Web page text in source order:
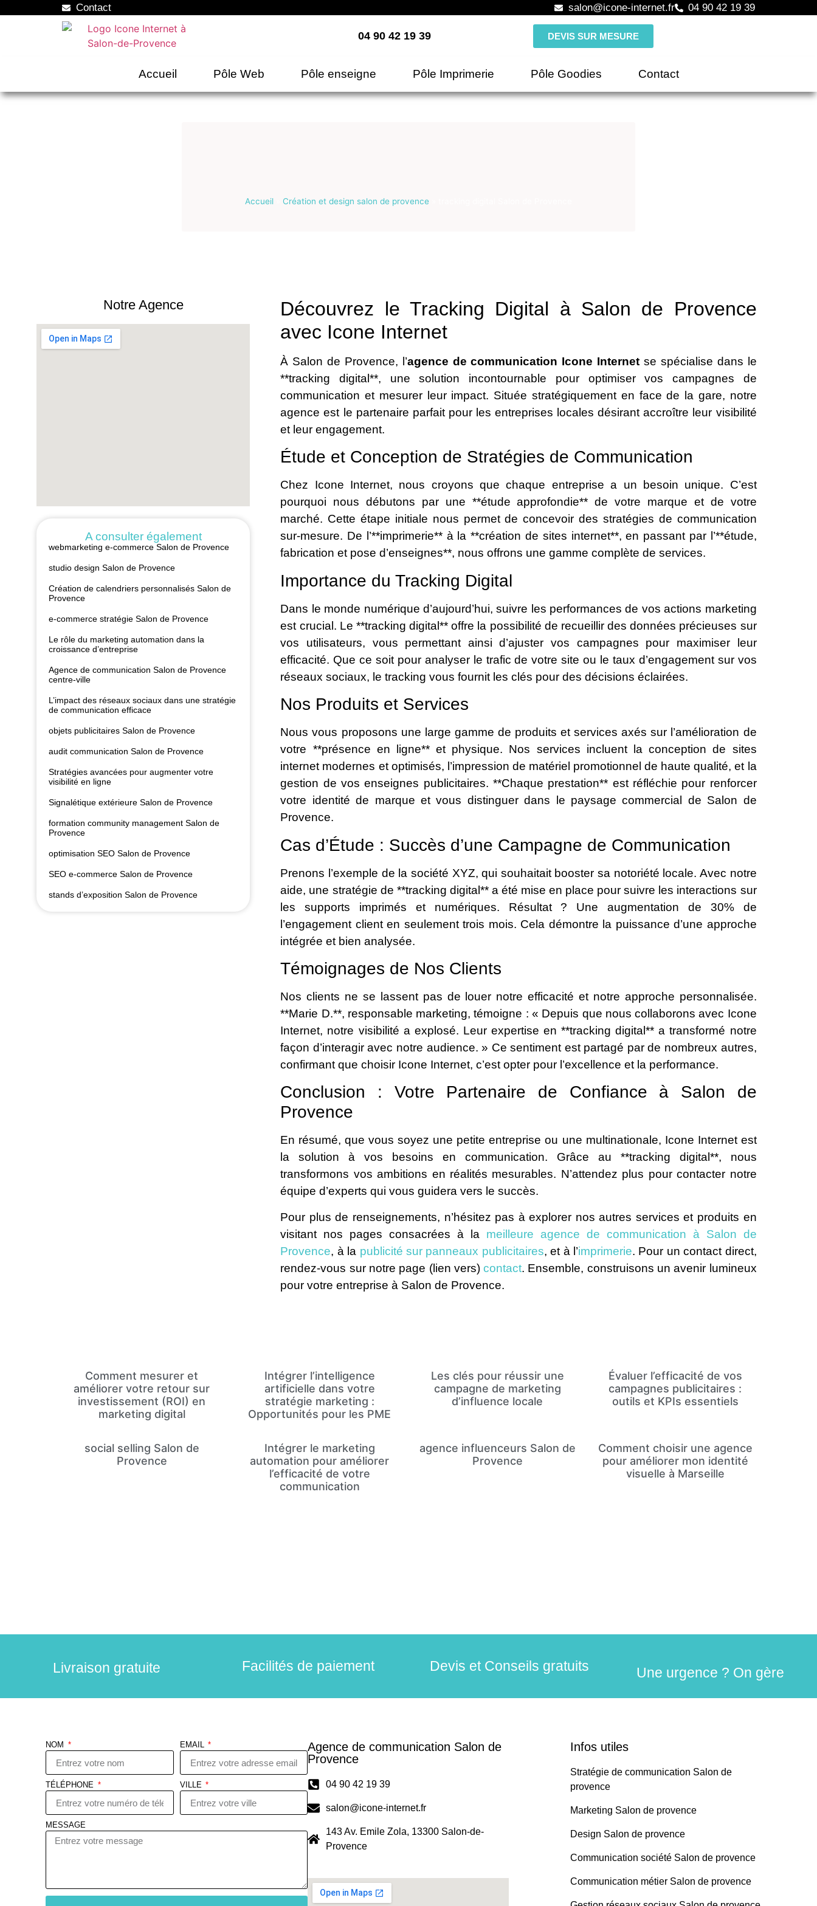
Contact salon@icone-internet.fr 04 90 42 19 39
04 90 42 19 39 DEVIS SUR MESURE
Accueil Pôle Web Pôle enseigne Pôle Imprimerie Pôle Goodies Contact
Accueil Création et design salon de provence
Notre Agence
A consulter également
webmarketing e-commerce Salon de Provence
studio design Salon de Provence
Création de calendriers personnalisés Salon de
Provence
e-commerce stratégie Salon de Provence
Le rôle du marketing automation dans la
croissance d’entreprise
Agence de communication Salon de Provence
centre-ville
L’impact des réseaux sociaux dans une stratégie
de communication efficace
objets publicitaires Salon de Provence
audit communication Salon de Provence
Stratégies avancées pour augmenter votre
visibilité en ligne
Signalétique extérieure Salon de Provence
formation community management Salon de
Provence
optimisation SEO Salon de Provence
SEO e-commerce Salon de Provence
stands d’exposition Salon de Provence
Découvrez le Tracking Digital à Salon de Provence
avec Icone Internet
À Salon de Provence, l’agence de communication Icone Internet se spécialise dans le
**tracking digital**, une solution incontournable pour optimiser vos campagnes de
communication et mesurer leur impact. Située stratégiquement en face de la gare, notre
agence est le partenaire parfait pour les entreprises locales désirant accroître leur visibilité
et leur engagement.
Étude et Conception de Stratégies de Communication
Chez Icone Internet, nous croyons que chaque entreprise a un besoin unique. C’est
pourquoi nous débutons par une **étude approfondie** de votre marque et de votre
marché. Cette étape initiale nous permet de concevoir des stratégies de communication
sur-mesure. De l’**imprimerie** à la **création de sites internet**, en passant par l’**étude,
fabrication et pose d’enseignes**, nous offrons une gamme complète de services.
Importance du Tracking Digital
Dans le monde numérique d’aujourd’hui, suivre les performances de vos actions marketing
est crucial. Le **tracking digital** offre la possibilité de recueillir des données précieuses sur
vos utilisateurs, vous permettant ainsi d’ajuster vos campagnes pour maximiser leur
efficacité. Que ce soit pour analyser le trafic de votre site ou le taux d’engagement sur vos
réseaux sociaux, le tracking vous fournit les clés pour des décisions éclairées.
Nos Produits et Services
Nous vous proposons une large gamme de produits et services axés sur l’amélioration de
votre **présence en ligne** et physique. Nos services incluent la conception de sites
internet modernes et optimisés, l’impression de matériel promotionnel de haute qualité, et la
gestion de vos enseignes publicitaires. **Chaque prestation** est réfléchie pour renforcer
votre identité de marque et vous distinguer dans le paysage commercial de Salon de
Provence.
Cas d’Étude : Succès d’une Campagne de Communication
Prenons l’exemple de la société XYZ, qui souhaitait booster sa notoriété locale. Avec notre
aide, une stratégie de **tracking digital** a été mise en place pour suivre les interactions sur
les supports imprimés et numériques. Résultat ? Une augmentation de 30% de
l’engagement client en seulement trois mois. Cela démontre la puissance d’une approche
intégrée et bien analysée.
Témoignages de Nos Clients
Nos clients ne se lassent pas de louer notre efficacité et notre approche personnalisée.
**Marie D.**, responsable marketing, témoigne : « Depuis que nous collaborons avec Icone
Internet, notre visibilité a explosé. Leur expertise en **tracking digital** a transformé notre
façon d’interagir avec notre audience. » Ce sentiment est partagé par de nombreux autres,
confirmant que choisir Icone Internet, c’est opter pour l’excellence et la performance.
Conclusion : Votre Partenaire de Confiance à Salon de
Provence
En résumé, que vous soyez une petite entreprise ou une multinationale, Icone Internet est
la solution à vos besoins en communication. Grâce au **tracking digital**, nous
transformons vos ambitions en réalités mesurables. N’attendez plus pour contacter notre
équipe d’experts qui vous guidera vers le succès.
Pour plus de renseignements, n’hésitez pas à explorer nos autres services et produits en
visitant nos pages consacrées à la meilleure agence de communication à Salon de
Provence, à la publicité sur panneaux publicitaires, et à l’imprimerie. Pour un contact direct,
rendez-vous sur notre page (lien vers)contact. Ensemble, construisons un avenir lumineux
pour votre entreprise à Salon de Provence.
Comment mesurer et
améliorer votre retour sur
investissement (ROI) en
marketing digital
Intégrer l’intelligence
artificielle dans votre
stratégie marketing :
Opportunités pour les PME
Les clés pour réussir une
campagne de marketing
d’influence locale
Évaluer l’efficacité de vos
campagnes publicitaires :
outils et KPIs essentiels
social selling Salon de
Provence
Intégrer le marketing
automation pour améliorer
l’efficacité de votre
communication
agence influenceurs Salon de
Provence
Comment choisir une agence
pour améliorer mon identité
visuelle à Marseille
Livraison gratuite Facilités de paiement Devis et Conseils gratuits Une urgence ? On gère
NOM EMAIL
TÉLÉPHONE VILLE
MESSAGE
Agence de communication Salon de
Provence
04 90 42 19 39
salon@icone-internet.fr
143 Av. Emile Zola, 13300 Salon-de-
Provence
Infos utiles
Stratégie de communication Salon de
provence
Marketing Salon de provence
Design Salon de provence
Communication société Salon de provence
Communication métier Salon de provence